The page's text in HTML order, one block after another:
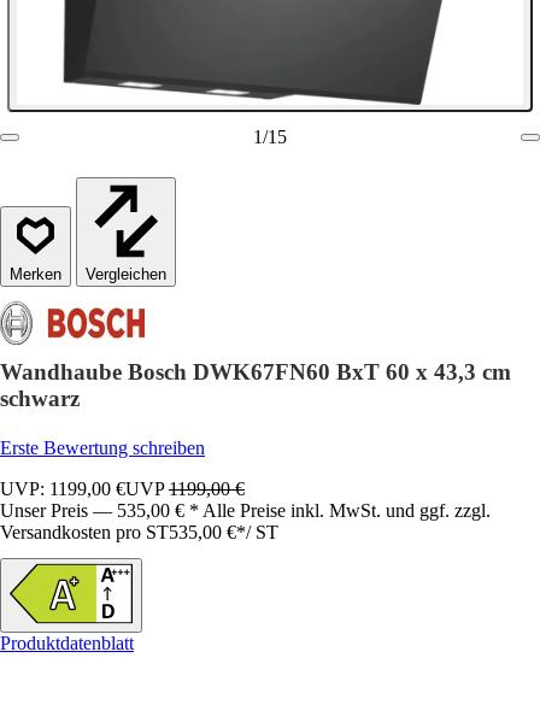
1/15
Vergleichen
Wandhaube Bosch DWK67FN60 BxT 60 x 43,3 cm
schwarz
Erste Bewertung schreiben
UVP: 1199,00 €UVP1199,00 €
Unser Preis — 535,00 € * Alle Preise inkl. MwSt. und ggf. zzgl.
Versandkosten pro ST535,00 €*/ ST
Produktdatenblatt